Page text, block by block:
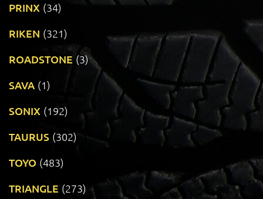
PRINX (34)
RIKEN (321)
ROADSTONE (3)
SAVA (1)
SONIX (192)
TAURUS (302)
TOYO (483)
TRIANGLE (273)